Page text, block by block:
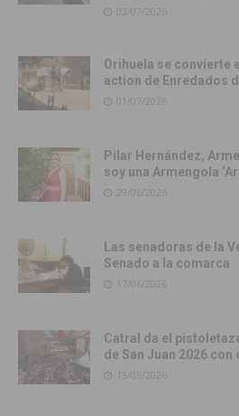
03/07/2026
Orihuela se convierte
action de Enredados
01/07/2026
Pilar Hernández,
soy una Armengola
29/06/2026
Las senadoras de la
Senado a la comarca
17/06/2026
Catral da el
de San Juan 2026
13/06/2026